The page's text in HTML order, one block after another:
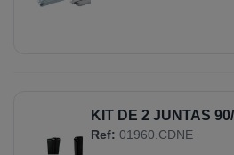
KIT DE 2 JUNTAS
Ref: 01960.CDNE